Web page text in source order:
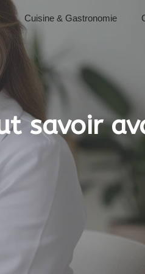
Cuisine & Gastronomie
savoir